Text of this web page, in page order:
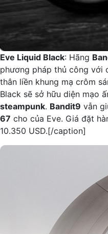
Eve Liquid Black: Hãng
phương pháp thủ công với
thân liền khung mạ crôm
Black sẽ sở hữu diện mạo
steampunk. Bandit9 vẫn
67 cho của Eve. Giá đặt
10.350 USD.[/caption]